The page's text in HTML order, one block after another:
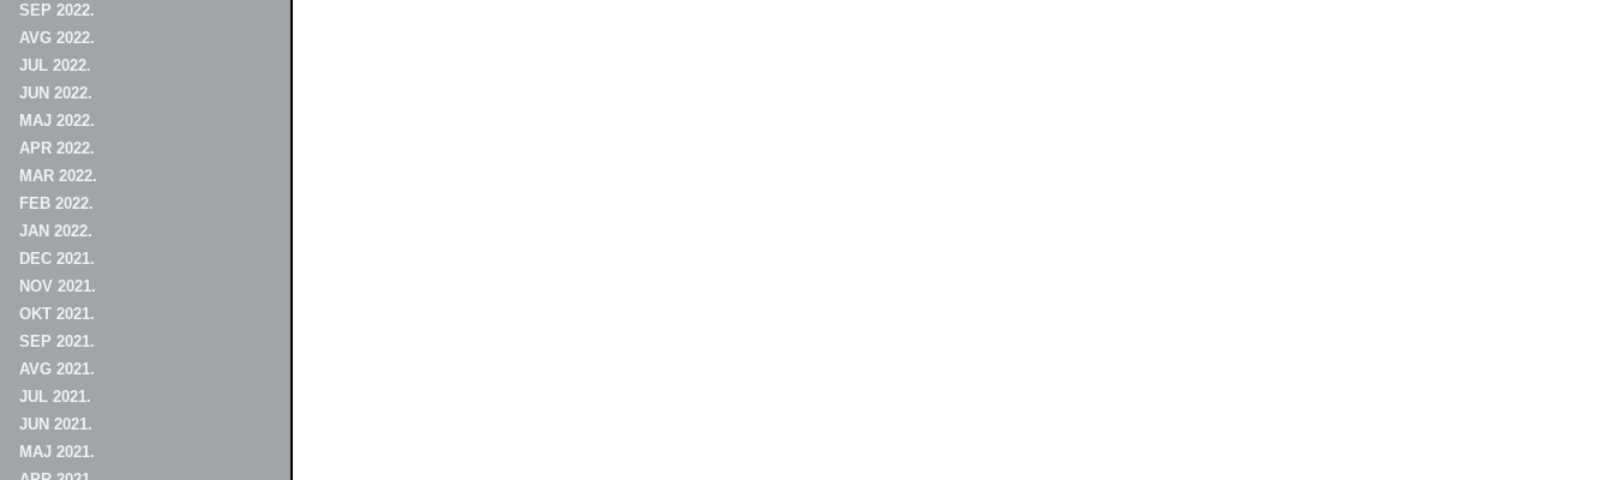
SEP 2022.
AVG 2022.
JUL 2022.
JUN 2022.
MAJ 2022.
APR 2022.
MAR 2022.
FEB 2022.
JAN 2022.
DEC 2021.
NOV 2021.
OKT 2021.
SEP 2021.
AVG 2021.
JUL 2021.
JUN 2021.
MAJ 2021.